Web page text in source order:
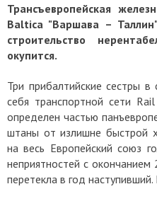
Трансъевропейская
Baltica "Варшава –
строительство
окупится.
Три прибалтийские сестры
себя транспортной сети
определен частью
штаны от излишне быстрой
на весь Европейский союз
неприятностей с окончанием
перетекла в год